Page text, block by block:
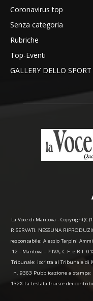
Coronavirus top
Senza categoria
Rubriche
Top-Eventi
GALLERY DELLO SPORT
La Voce di Mantova -
RISERVATI. NESSUNA
responsabile: Alessio Tarpini
12 - Mantova - P.IVA, C.F. e R.I.
Tribunale: iscritta al Tribunale di
n. 9363 Pubblicazione a
132X La testata fruisce dei